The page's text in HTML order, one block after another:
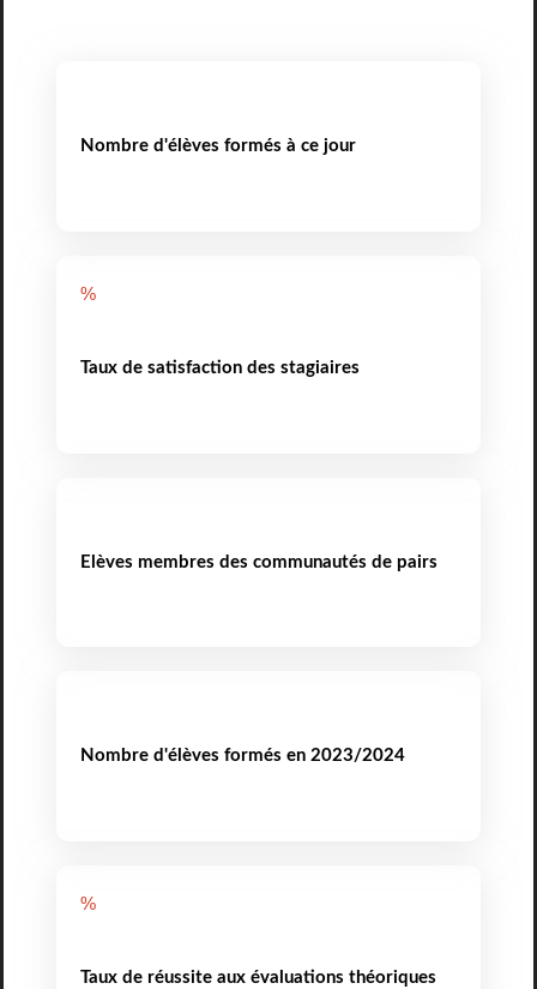
Nombre d'élèves formés à ce jour
%
Taux de satisfaction des stagiaires
Elèves membres des communautés de pairs
Nombre d'élèves formés en 2023/2024
%
Taux de réussite aux évaluations théoriques